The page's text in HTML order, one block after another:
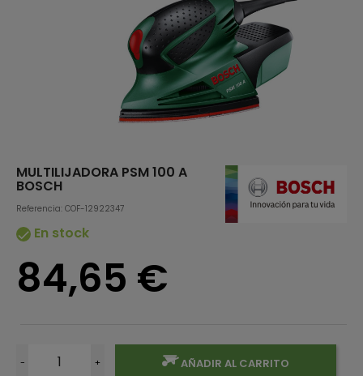
MULTILIJADORA PSM 100 A
BOSCH
Referencia: COF-12922347
 En stock
84,65 €
- + AÑADIR AL CARRITO